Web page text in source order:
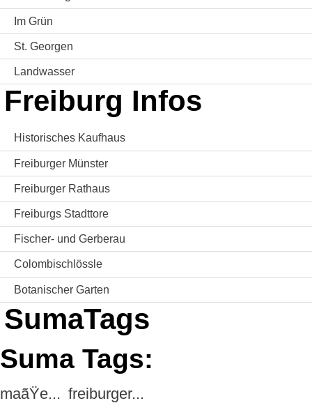
Im Grün
St. Georgen
Landwasser
Freiburg Infos
Historisches Kaufhaus
Freiburger Münster
Freiburger Rathaus
Freiburgs Stadttore
Fischer- und Gerberau
Colombischlössle
Botanischer Garten
SumaTags
Suma Tags:
maãŸe... freiburger...